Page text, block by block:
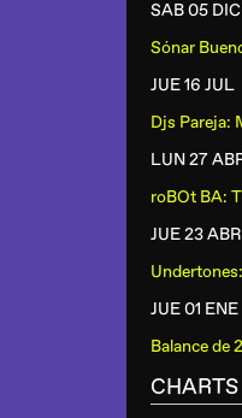
SAB 05 DIC
Sónar
JUE 16 JUL
Djs Pareja:
LUN 27
roBOt BA:
JUE 23 ABR
JUE 01 ENE
Balance de
CHARTS